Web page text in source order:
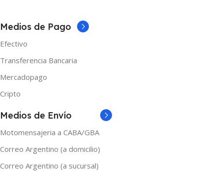
NICOTINA 3mg
TAMAÑO
Medios de Pago
Efectivo
Transferencia Bancaria
Mercadopago
Cripto
Medios de Envío
Motomensajeria a CABA/GBA
Correo Argentino (a domicilio)
Correo Argentino (a sucursal)